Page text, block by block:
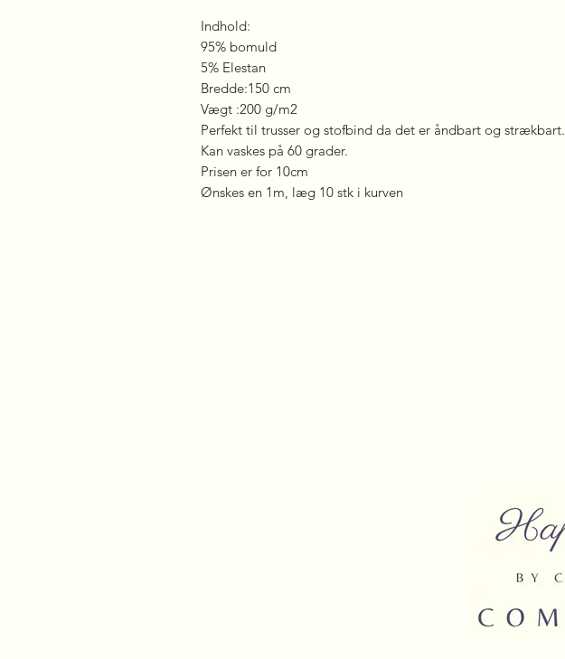
Indhold:
95% bomuld
5% Elestan
Bredde:150 cm
Vægt :200 g/m2
Perfekt til trusser og stofbind da det er åndbart og strækbart.
Kan vaskes på 60 grader.
Prisen er for 10cm
Ønskes en 1m, læg 10 stk i kurven